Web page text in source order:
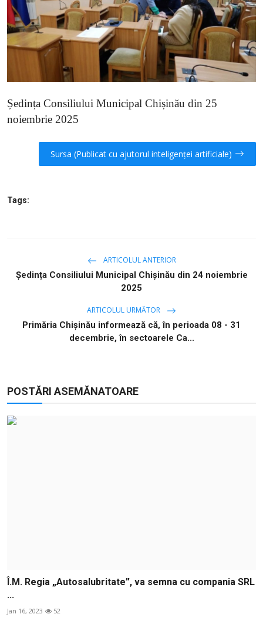
SERVICII
Sectorul Rîșcani
Căutați pe Internet
Ședința Consiliului Municipal Chișinău din 25
noiembrie 2025
Sursa (Publicat cu ajutorul inteligenței artificiale)
Tags:
ARTICOLUL ANTERIOR
Ședința Consiliului Municipal Chișinău din 24 noiembrie
2025
ARTICOLUL URMĂTOR
Primăria Chișinău informează că, în perioada 08 - 31
decembrie, în sectoarele Ca...
POSTĂRI ASEMĂNATOARE
Î.M. Regia „Autosalubritate”, va semna cu compania SRL
...
Jan 16, 2023 52